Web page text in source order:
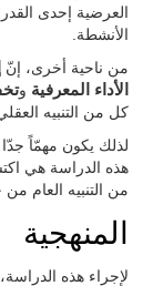
العرضية إحدى
الأنشطة.
من ناحية أخرى، إنّ
الأداء المعرفية و
كل من التنبيه
لذلك يكون مهمّاً جدّا
هذه الدراسة هي
من التنبيه العام من
المنهجية